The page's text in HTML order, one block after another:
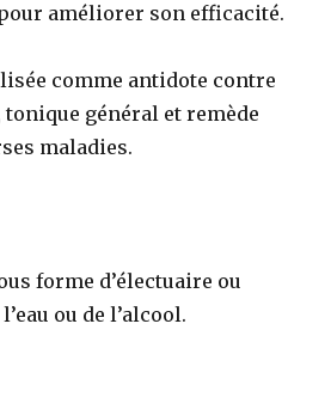
améliorer son efficacité.
comme antidote contre
général et remède
maladies.
forme d’électuaire ou
ou de l’alcool.